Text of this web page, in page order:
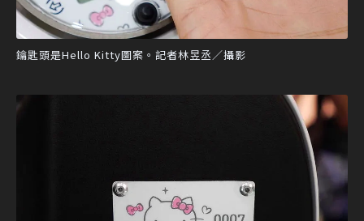
鑰匙頭是Hello Kitty圖案。記者林昱丞／攝影